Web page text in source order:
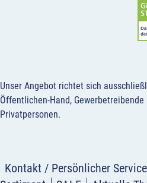
Unser Angebot richtet sich
Öffentlichen-Hand, Gewerbetreibende
Privatpersonen.
Kontakt / Persönlicher Service